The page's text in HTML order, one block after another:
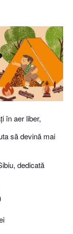
în aer liber,
să devină mai
dedicată